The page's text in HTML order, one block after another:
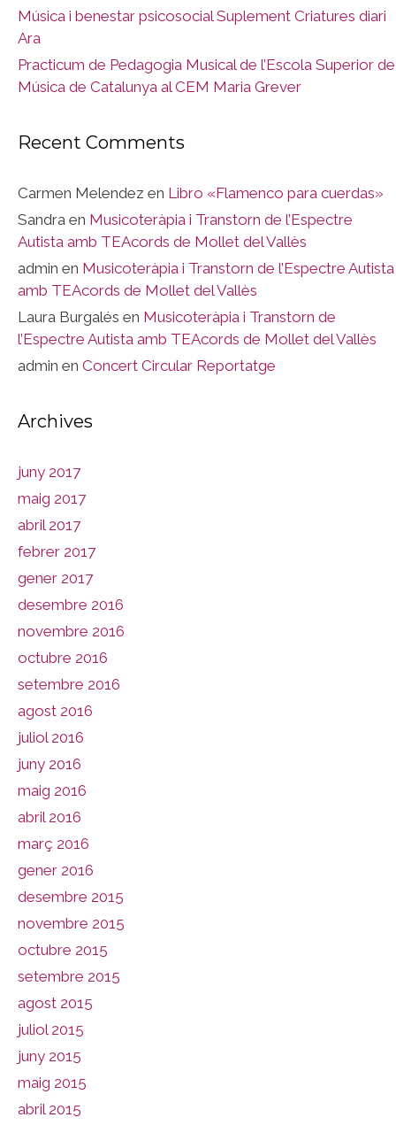
Música i benestar psicosocial Suplement Criatures diari
Ara
Practicum de Pedagogia Musical de l’Escola Superior de
Música de Catalunya al CEM Maria Grever
Recent Comments
Carmen Melendez en Libro «Flamenco para cuerdas»
Sandra en Musicoteràpia i Transtorn de l’Espectre
Autista amb TEAcords de Mollet del Vallès
admin en Musicoteràpia i Transtorn de l’Espectre Autista
amb TEAcords de Mollet del Vallès
Laura Burgalés en Musicoteràpia i Transtorn de
l’Espectre Autista amb TEAcords de Mollet del Vallès
admin en Concert Circular Reportatge
Archives
juny 2017
maig 2017
abril 2017
febrer 2017
gener 2017
desembre 2016
novembre 2016
octubre 2016
setembre 2016
agost 2016
juliol 2016
juny 2016
maig 2016
abril 2016
març 2016
gener 2016
desembre 2015
novembre 2015
octubre 2015
setembre 2015
agost 2015
juliol 2015
juny 2015
maig 2015
abril 2015